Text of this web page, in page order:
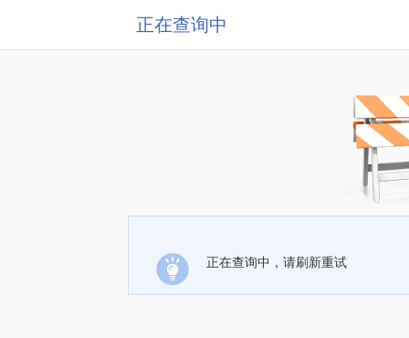
正在查询中
正在查询中，请刷新重试